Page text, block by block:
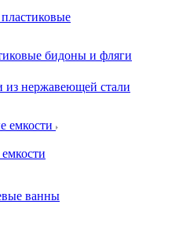
бидоны и фляги
из нержавеющей стали
емкости
ванны